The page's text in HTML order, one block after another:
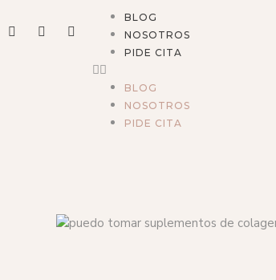
BLOG
NOSOTROS
PIDE CITA
BLOG
NOSOTROS
PIDE CITA